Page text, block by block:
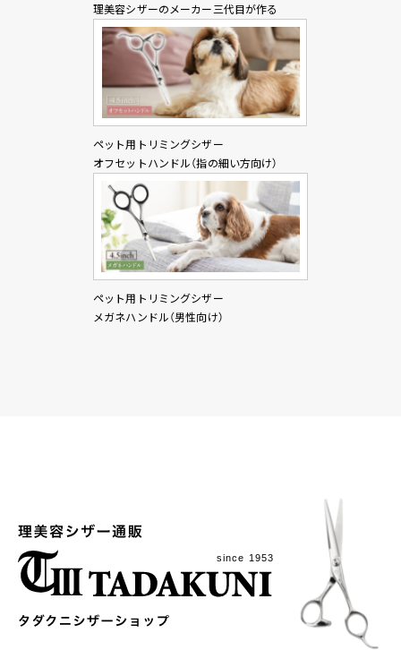
理美容シザーのメーカー三代目が作る
ペット用トリミングシザー
オフセットハンドル（指の細い方向け）
ペット用トリミングシザー
メガネハンドル（男性向け）